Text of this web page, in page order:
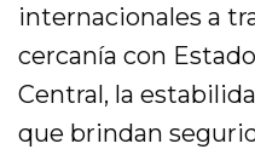
internacionales a
cercanía con
Central, la
que brindan